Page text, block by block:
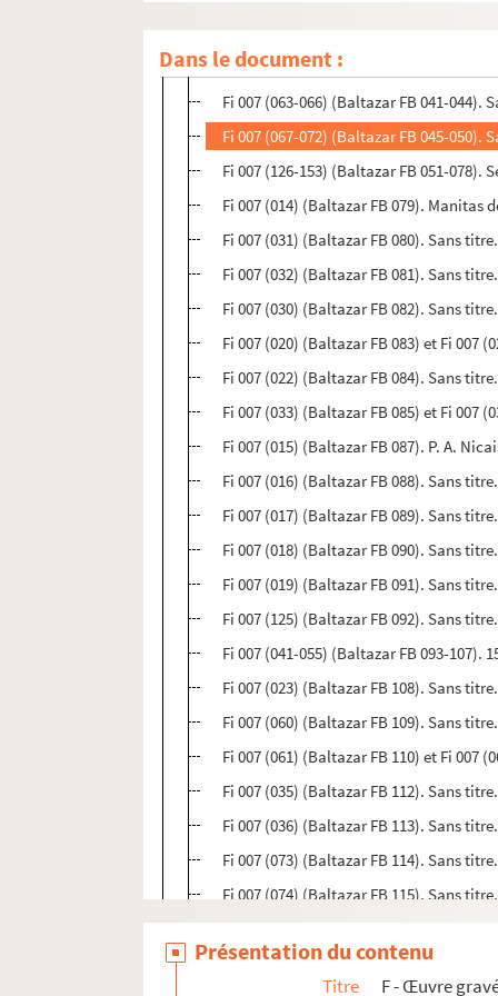
Dans le document :
Fi 007 (175) (Baltazar FB 039). Sans
Fi 007 (112) (Baltazar FB 040). Sans
Fi 007 (063-066) (Baltazar FB 041-044).
Fi 007 (067-072) (Baltazar FB 045-
Fi 007 (126-153) (Baltazar FB 051-078).
Fi 007 (014) (Baltazar FB 079). Manitas
Fi 007 (031) (Baltazar FB 080). Sans
Fi 007 (032) (Baltazar FB 081). Sans
Fi 007 (030) (Baltazar FB 082). Sans
Fi 007 (020) (Baltazar FB 083) et Fi 007
Fi 007 (022) (Baltazar FB 084). Sans
Fi 007 (033) (Baltazar FB 085) et Fi 007
Fi 007 (015) (Baltazar FB 087). P. A.
Fi 007 (016) (Baltazar FB 088). Sans
Fi 007 (017) (Baltazar FB 089). Sans
Fi 007 (018) (Baltazar FB 090). Sans
Fi 007 (019) (Baltazar FB 091). Sans
Fi 007 (125) (Baltazar FB 092). Sans
Fi 007 (041-055) (Baltazar FB 093-107).
Fi 007 (023) (Baltazar FB 108). Sans
Fi 007 (060) (Baltazar FB 109). Sans
Fi 007 (061) (Baltazar FB 110) et Fi
Fi 007 (035) (Baltazar FB 112). Sans
Fi 007 (036) (Baltazar FB 113). Sans
Fi 007 (073) (Baltazar FB 114). Sans
Fi 007 (074) (Baltazar FB 115). Sans
Fi 007 (075) (Baltazar FB 116). Sans
Fi 007 (076) (Baltazar FB 117). Sans
Présentation du contenu
Titre F - Œuvre